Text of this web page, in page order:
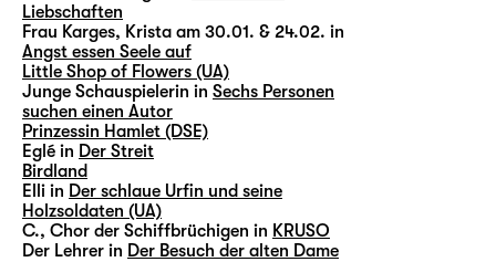
Liebschaften
Frau Karges, Krista am 30.01. & 24.02. in
Angst essen Seele auf
Little Shop of Flowers (UA)
Junge Schauspielerin in Sechs Personen
suchen einen Autor
Prinzessin Hamlet (DSE)
Eglé in Der Streit
Birdland
Elli in Der schlaue Urfin und seine
Holzsoldaten (UA)
C., Chor der Schiffbrüchigen in KRUSO
Der Lehrer in Der Besuch der alten Dame